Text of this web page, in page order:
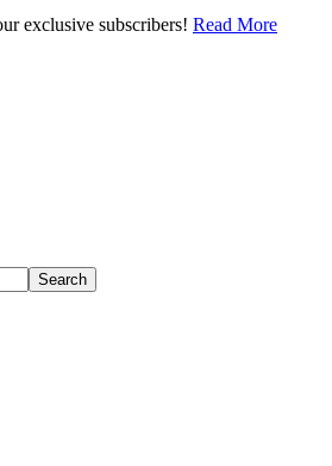
exclusive subscribers! Read More